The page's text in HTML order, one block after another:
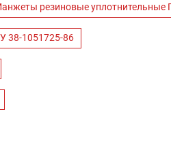
резиновые уплотнительные
38-1051725-86